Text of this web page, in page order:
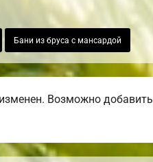
Бани из бруса с мансардой
Возможно добавить